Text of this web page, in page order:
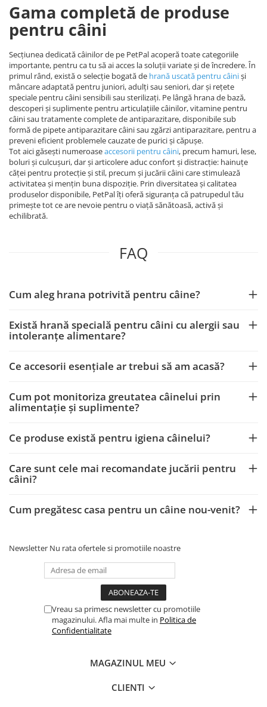
Gama completă de produse
pentru câini
Secțiunea dedicată câinilor de pe PetPal acoperă toate categoriile
importante, pentru ca tu să ai acces la soluții variate și de încredere. În
primul rând, există o selecție bogată de hrană uscată pentru câiniși
mâncare adaptată pentru juniori, adulți sau seniori, dar și rețete
speciale pentru câini sensibili sau sterilizați. Pe lângă hrana de bază,
descoperi și suplimente pentru articulațiile câinilor, vitamine pentru
câini sau tratamente complete de antiparazitare, disponibile sub
formă de pipete antiparazitare câini sau zgărzi antiparazitare, pentru a
preveni eficient problemele cauzate de purici și căpușe.
Tot aici găsești numeroaseaccesorii pentru câini, precum hamuri, lese,
boluri și culcușuri, dar și articolere aduc confort și distracție: hainuțe
căței pentru protecție și stil, precum și jucării câini care stimulează
activitatea și mențin buna dispoziție. Prin diversitatea și calitatea
produselor disponibile, PetPal îți oferă siguranța că patrupedul tău
primește tot ce are nevoie pentru o viață sănătoasă, activă și
echilibrată.
FAQ
Cum aleg hrana potrivită pentru câine?
Există hrană specială pentru câini cu alergii sau
intoleranțe alimentare?
Ce accesorii esențiale ar trebui să am acasă?
Cum pot monitoriza greutatea câinelui prin
alimentație și suplimente?
Ce produse există pentru igiena câinelui?
Care sunt cele mai recomandate jucării pentru
câini?
Cum pregătesc casa pentru un câine nou-venit?
Newsletter Nu rata ofertele si promotiile noastre
Vreau sa primesc newsletter cu promotiile
magazinului. Afla mai multe in Politica de
Confidentialitate
MAGAZINUL MEU
CLIENTI